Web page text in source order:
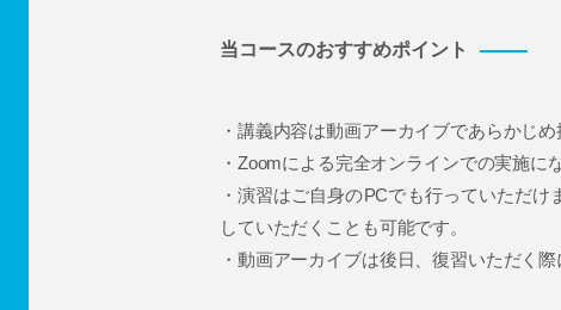
当コースのおすすめポイント
・講義内容は動画アーカイブであらかじ
・Zoomによる完全オンラインでの実施
・演習はご自身のPCでも行っていただ
していただくことも可能です。
・動画アーカイブは後日、復習いただく際